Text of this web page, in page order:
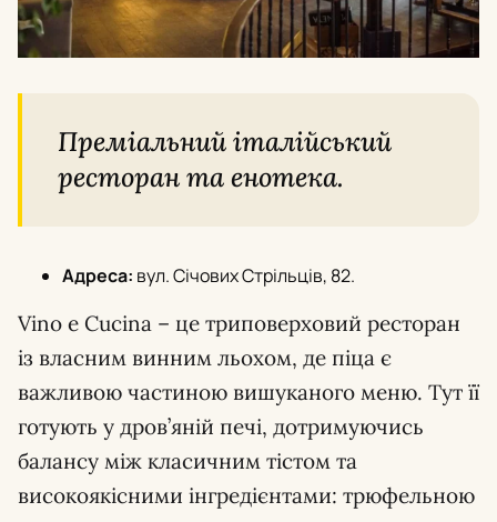
Преміальний італійський
ресторан та енотека.
Адреса: вул. Січових Стрільців, 82.
Vino e Cucina – це триповерховий ресторан
із власним винним льохом, де піца є
важливою частиною вишуканого меню. Тут її
готують у дров’яній печі, дотримуючись
балансу між класичним тістом та
високоякісними інгредієнтами: трюфельною